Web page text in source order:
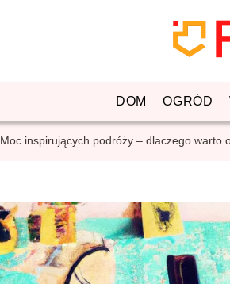
DOM OGRÓD
Moc inspirujących podróży – dlaczego warto